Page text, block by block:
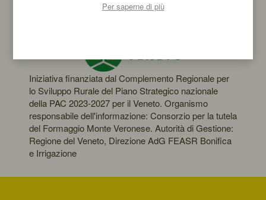
Iniziativa finanziata dal Complemento Regionale per
lo Sviluppo Rurale del Piano Strategico nazionale
della PAC 2023-2027 per il Veneto. Organismo
responsabile dell'informazione: Consorzio per la tutela
del Formaggio Monte Veronese. Autorità di Gestione:
Regione del Veneto, Direzione AdG FEASR Bonifica
e Irrigazione
Per saperne di più